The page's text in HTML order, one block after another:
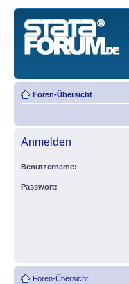
Foren-Übersicht
Anmelden
Benutzername:
Passwort:
Foren-Übersicht